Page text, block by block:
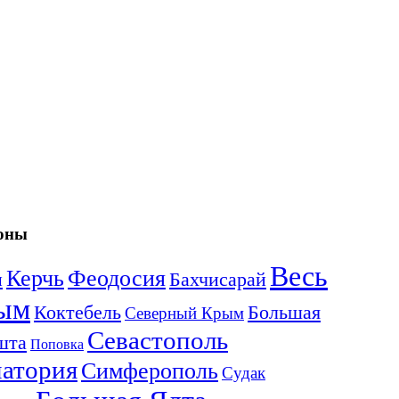
Керчь ФеодосияБахчисарай Весь
КоктебельСеверный КрымБольшая
Поповка Севастополь
Симферополь Судак